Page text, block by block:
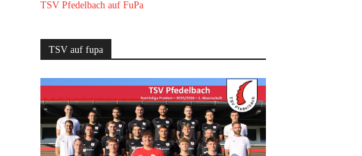
TSV Pfedelbach auf FuPa
TSV auf fupa